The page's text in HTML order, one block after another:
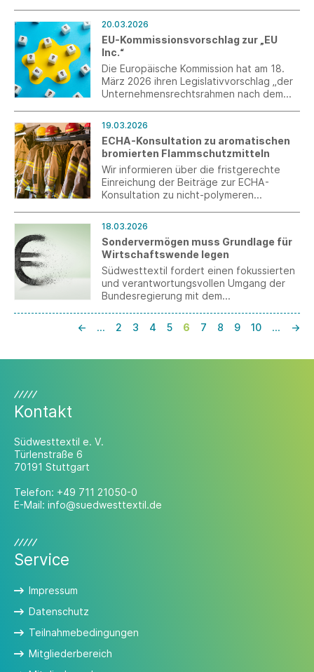
und sorgt für einen stets faltenfreien
Auftritt. Die besten Exemplare dieses
Segments stammen laut aktuellem
Hemden-Test des Wochenmagazins
„Stern“ von OLYMP.
20.03.2026
EU-Kommissionsvorschlag zur „EU
Inc.“
Die Europäische Kommission hat am 18.
März 2026 ihren Legislativvorschlag „der
Unternehmensrechtsrahmen nach dem
19.03.2026
ECHA-Konsultation zu aromatischen
bromierten Flammschutzmitteln
Wir informieren über die fristgerechte
Einreichung der Beiträge zur ECHA-
Konsultation zu nicht-polymeren
auf DBDPE in bestimmten technischen
Textilanwendungen und macht
insbesondere die begrenzten
Substitutionsmöglichkeiten deutlich.
18.03.2026
Sondervermögen muss Grundlage für
Wirtschaftswende legen
Südwesttextil fordert einen fokussierten
und verantwortungsvollen Umgang der
Bundesregierung mit dem
mit Reformen.
← … 2 3 4 5 6 7 8 9 10 … →
Kontakt
Südwesttextil e. V.
Türlenstraße 6
70191 Stuttgart
Telefon: +49 711 21050-0
E-Mail: info@suedwesttextil.de
Service
Impressum
Datenschutz
Teilnahmebedingungen
Mitgliederbereich